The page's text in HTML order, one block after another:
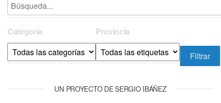
Categoría Provincia
UN PROYECTO DE SERGIO IBÁÑEZ